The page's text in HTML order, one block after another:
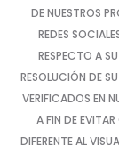
DE NUESTROS
REDES
RESPECTO A
RESOLUCIÓN DE
VERIFICADOS EN
A FIN DE
DIFERENTE AL